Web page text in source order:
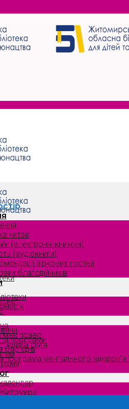
має право
єдина сім’я
Житомира
читає
(електронні книжки)
(аудіокниги)
зіркових гостей
благодійників
програми
бар’єрів
програма ментального здоров’я